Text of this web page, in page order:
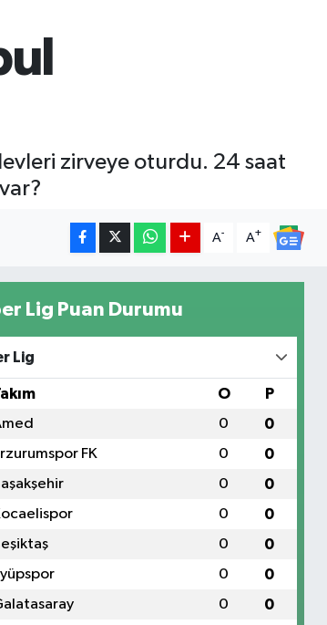
zirveye oturdu. 24 saat
A- A+
Lig Puan Durumu
Lig
O P
0 0
FK 0 0
0 0
0 0
0 0
0 0
0 0